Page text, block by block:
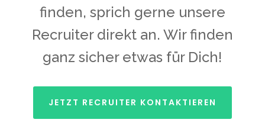
finden, sprich gerne unsere
Recruiter direkt an. Wir finden
ganz sicher etwas für Dich!
JETZT RECRUITER KONTAKTIEREN